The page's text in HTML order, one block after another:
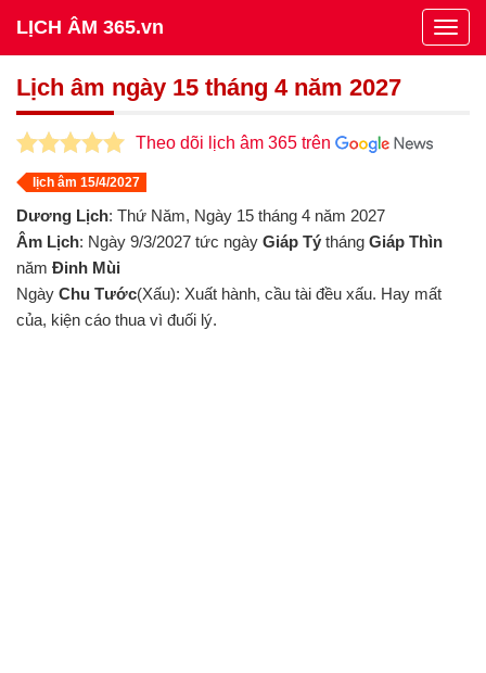
LỊCH ÂM 365.vn
Lịch âm ngày 15 tháng 4 năm 2027
Theo dõi lịch âm 365 trên
lịch âm 15/4/2027
Dương Lịch: Thứ Năm, Ngày 15 tháng 4 năm 2027
Âm Lịch: Ngày 9/3/2027 tức ngày Giáp Tý tháng Giáp Thìn
năm Đinh Mùi
Ngày Chu Tước(Xấu): Xuất hành, cầu tài đều xấu. Hay mất
của, kiện cáo thua vì đuối lý.